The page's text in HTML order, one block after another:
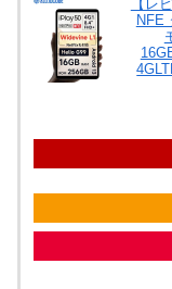
【レ
NFE